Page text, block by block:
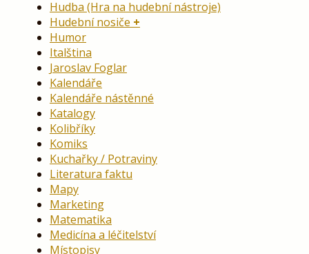
Hudba (Hra na hudební nástroje)
Hudební nosiče
Humor
Italština
Jaroslav Foglar
Kalendáře
Kalendáře nástěnné
Katalogy
Kolibříky
Komiks
Kuchařky / Potraviny
Literatura faktu
Mapy
Marketing
Matematika
Medicína a léčitelství
Místopisy